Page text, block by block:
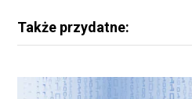
Także przydatne: